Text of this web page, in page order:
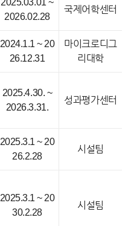
2025.03.01 ~
2026.02.28
국제어학센터
2024.1.1 ~ 20
26.12.31
마이크로디그
리대학
2025.4.30. ~
2026.3.31.
성과평가센터
2025.3.1 ~ 20
26.2.28
시설팀
2025.3.1 ~ 20
30.2.28
시설팀